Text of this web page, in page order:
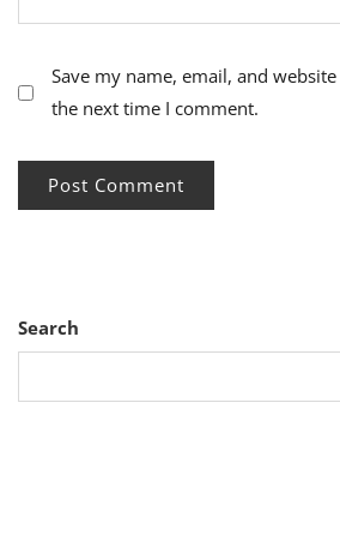
Save my name, email, and
the next time I comment.
Search